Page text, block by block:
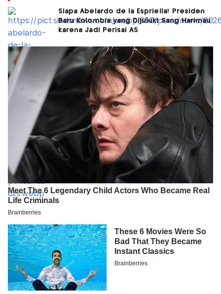
Siapa Abelardo de la Espriella? Presiden
Baru Kolombia yang Dijuluki Sang Harimau
karena Jadi Perisai AS